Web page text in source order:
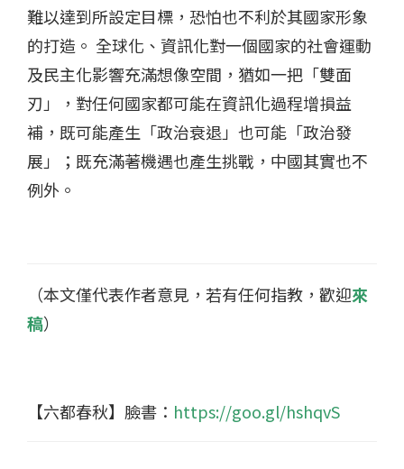
難以達到所設定目標，恐怕也不利於其國家形象
的打造。 全球化、資訊化對一個國家的社會運動
及民主化影響充滿想像空間，猶如一把「雙面
刃」，對任何國家都可能在資訊化過程增損益
補，既可能產生「政治衰退」也可能「政治發
展」；既充滿著機遇也產生挑戰，中國其實也不
例外。
（本文僅代表作者意見，若有任何指教，歡迎來
稿）
【六都春秋】臉書： https://goo.gl/hshqvS